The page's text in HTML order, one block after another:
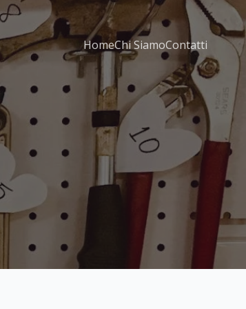
HomeChi SiamoContatti